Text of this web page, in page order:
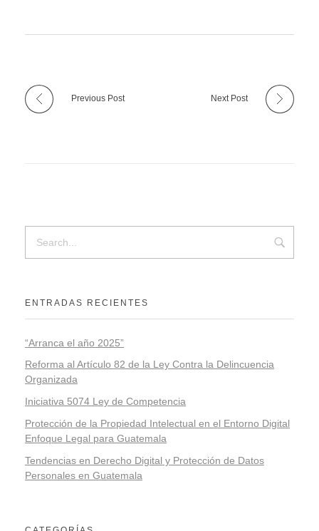
Previous Post Next Post
ENTRADAS RECIENTES
“Arranca el año 2025”
Reforma al Artículo 82 de la Ley Contra la Delincuencia
Organizada
Iniciativa 5074 Ley de Competencia
Protección de la Propiedad Intelectual en el Entorno Digital
Enfoque Legal para Guatemala
Tendencias en Derecho Digital y Protección de Datos
Personales en Guatemala